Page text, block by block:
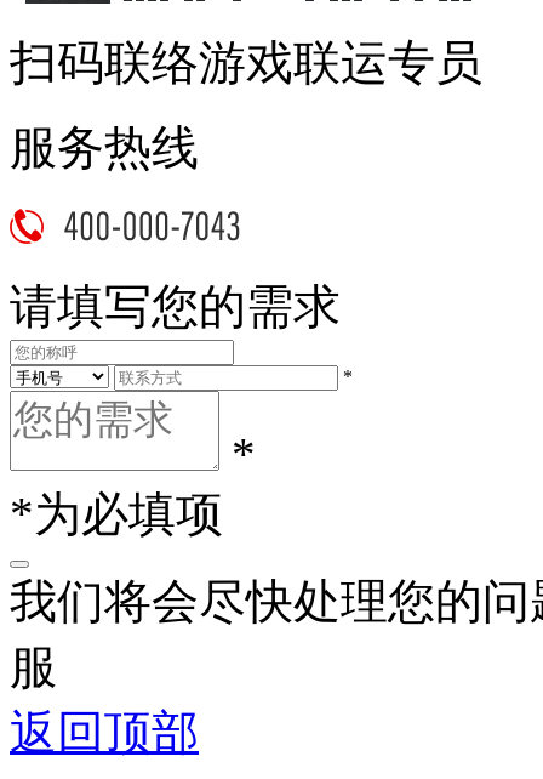
扫码联络游戏联运专员
服务热线
请填写您的需求
*
*
*为必填项
我们将会尽快处理您的
服
返回顶部